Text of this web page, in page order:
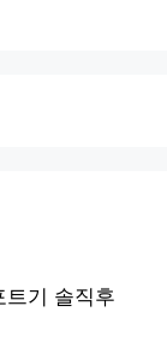
기 솔직후